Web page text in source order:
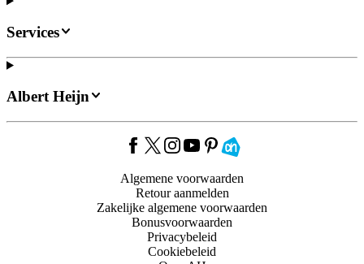
Services
Albert Heijn
Algemene voorwaarden
Retour aanmelden
Zakelijke algemene voorwaarden
Bonusvoorwaarden
Privacybeleid
Cookiebeleid